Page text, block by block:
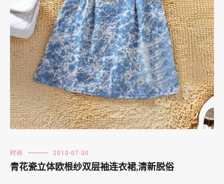
时尚 2010-07-30
青花瓷立体欧根纱双层袖连衣裙,清新脱俗